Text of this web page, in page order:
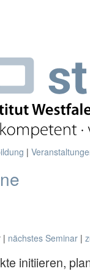
|
| nächstes Seminar |
initiieren,